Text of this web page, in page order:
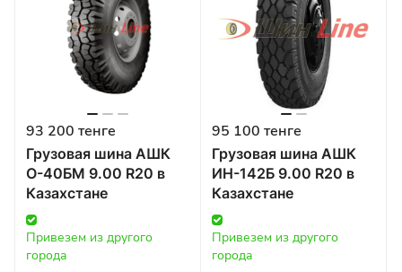
93 200 тенге
Грузовая шина АШК
О-40БМ 9.00 R20 в
Казахстане
Привезем из другого
города
95 100 тенге
Грузовая шина АШК
ИН-142Б 9.00 R20 в
Казахстане
Привезем из другого
города